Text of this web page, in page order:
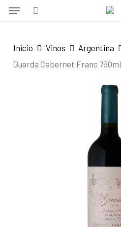
Skip
content
Menu
Inicio Vinos Argentina
Guarda Cabernet Franc 750ml